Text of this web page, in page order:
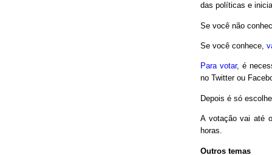
das políticas e
Se você não
Se você conhece,
Para votar, é
no Twitter ou
Depois é só
A votação vai até
horas.
Outros temas